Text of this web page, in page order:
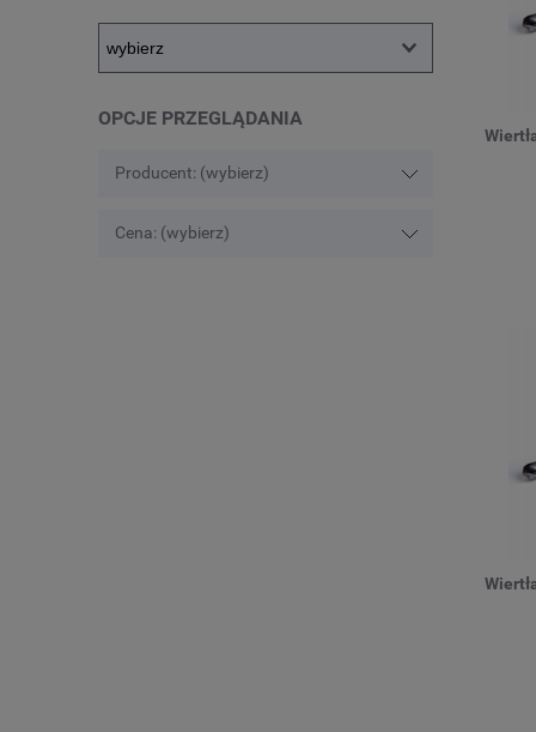
OPCJE PRZEGLĄDANIA
Producent: (wybierz)
Cena: (wybierz)